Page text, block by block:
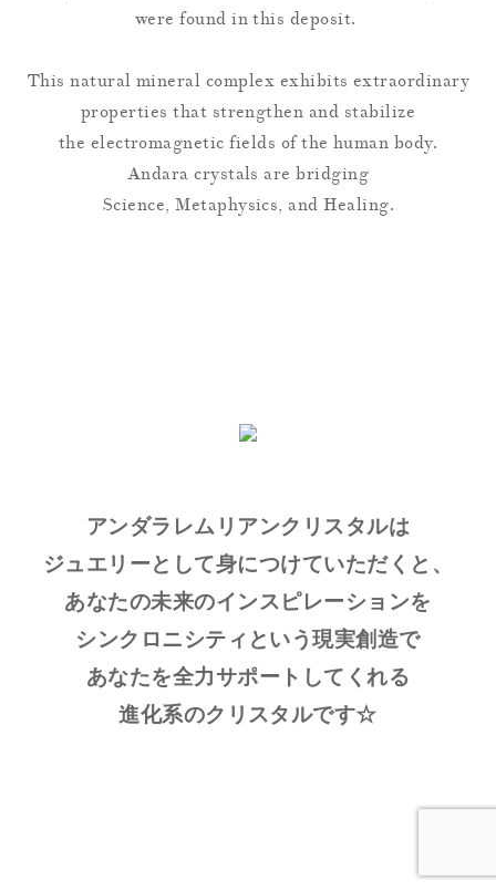
were found in this deposit.
This natural mineral complex exhibits extraordinary
properties that strengthen and stabilize
the electromagnetic fields of the human body.
Andara crystals are bridging
Science, Metaphysics, and Healing.
アンダラレムリアンクリスタルは
ジュエリーとして身につけていただくと、
あなたの未来のインスピレーションを
シンクロニシティという現実創造で
あなたを全力サポートしてくれる
進化系のクリスタルです☆